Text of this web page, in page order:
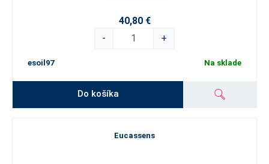
40,80 €
-
+
esoil97 Na sklade
Do košíka
Eucassens